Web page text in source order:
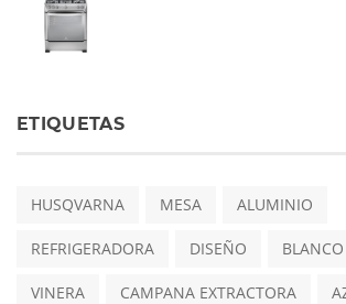
ETIQUETAS
HUSQVARNA MESA ALUMINIO
REFRIGERADORA DISEÑO BLANCO
VINERA CAMPANA EXTRACTORA